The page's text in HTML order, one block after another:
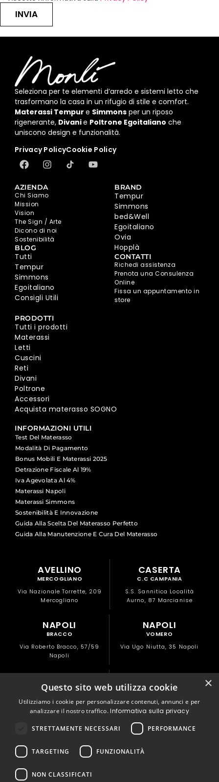
INVIA
Seleziona per te elementi d’arredo e sistemi letto che
trasformano la casa in un rifugio di stile e comfort.
Materassi Tempur e Simmons per un riposo
rigenerante, Divanie Poltrone Egoitaliano che
uniscono design e funzionalità.
Privacy PolicyCookie Policy
AZIENDA
Chi Siamo
Mission
Vision
The Sign / Arte
Dicono di noi
Sostenibilità
BLOG
Tutti
Tempur
Simmons
Egoitaliano
Consigli Utili
BRAND
Tempur
Simmons
bed&Well
Egoitaliano
Ovia
Hopplà
CONTATTI
Richedi assistenza
Prenota una Consulenza
Online
Fissa un appuntamento in
store
PRODOTTI
Tutti i prodotti
Materassi
Letti
Cuscini
Reti
Divani
Poltrone
Accessori
Acquista materasso SOGNO
INFORMAZIONI UTILI
Test Del Materasso
Modalità Di Pagamento
Bonus Mobili E Materassi 2025
Detrazione Fiscale Al 19%
Iva Agevolata Al 4%
Materassi Napoli
Materassi Simmons
Sostenibilità E Innovazione
Guida Alla Scelta Del Materasso Perfetto
Guida Alla Manutenzione E Cura Del Materasso
AVELLINO
MERCOGLIANO
Via Nazionale Torrette, 209
Mercogliano
CASERTA
C.C CAMPANIA
S.S. Sannitica Località
Aurno, 87 Marcianise
NAPOLI
BRACCO
Via Roberto Bracco, 57/59
Napoli
NAPOLI
VOMERO
Via Ugo Niutta, 35 Napoli
CAPODICHINO
Via Nuova del Campo, 28/A
(Zona Doganella)
C.C LA CARTIERA
Via Macello, 22
Pompei
Via Libertà, 82
SAN GIORGIO A
CREMANO
×
Questo sito web utilizza cookie
Utilizziamo i cookie per personalizzare contenuti, annunci e per
analizzare il nostro traffico.Informativa sulla privacy
STRETTAMENTE NECESSARI PERFORMANCE
TARGETING FUNZIONALITÀ
NON CLASSIFICATI